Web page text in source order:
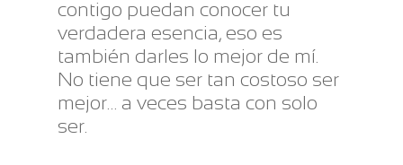
contigo puedan conocer tu
verdadera esencia, eso es
también darles lo mejor de mí.
No tiene que ser tan costoso ser
mejor… a veces basta con solo
ser.